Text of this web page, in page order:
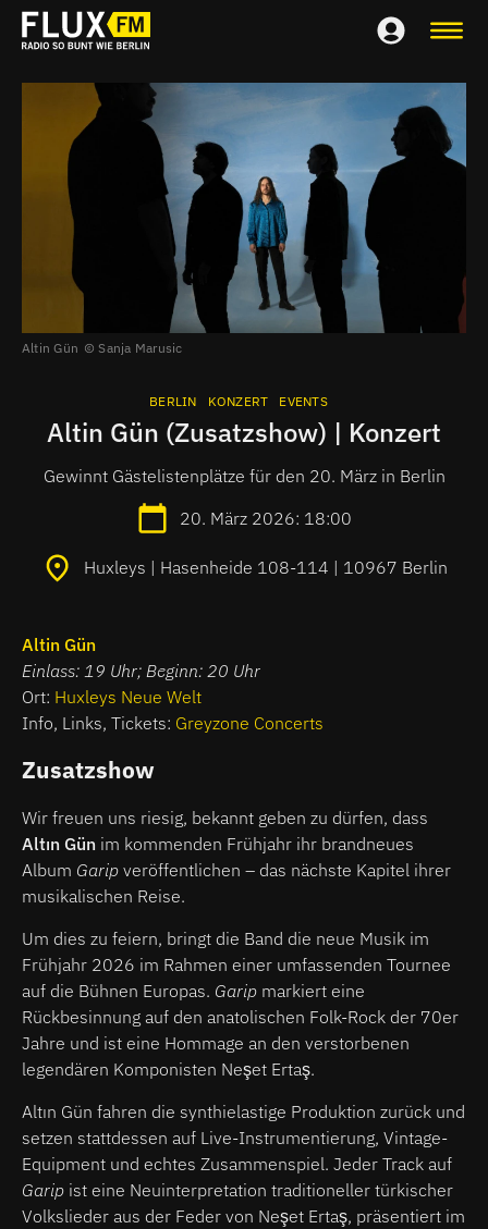
Altin Gün Sanja Marusic
BERLIN KONZERT EVENTS
Altin Gün (Zusatzshow) | Konzert
Gewinnt Gästelistenplätze für den 20. März in Berlin
20. März 2026: 18:00
Huxleys | Hasenheide 108-114 | 10967 Berlin
Altin Gün
Einlass: 19 Uhr; Beginn: 20 Uhr
Ort: Huxleys Neue Welt
Info, Links, Tickets: Greyzone Concerts
Zusatzshow
Wir freuen uns riesig, bekannt geben zu dürfen, dass
Altın Gün im kommenden Frühjahr ihr brandneues
Album Garip veröffentlichen – das nächste Kapitel ihrer
musikalischen Reise.
Um dies zu feiern, bringt die Band die neue Musik im
Frühjahr 2026 im Rahmen einer umfassenden Tournee
auf die Bühnen Europas. Garip markiert eine
Rückbesinnung auf den anatolischen Folk-Rock der 70er
Jahre und ist eine Hommage an den verstorbenen
legendären Komponisten Neşet Ertaş.
Altın Gün fahren die synthielastige Produktion zurück und
setzen stattdessen auf Live-Instrumentierung, Vintage-
Equipment und echtes Zusammenspiel. Jeder Track auf
Garip ist eine Neuinterpretation traditioneller türkischer
Volkslieder aus der Feder von Neşet Ertaş, präsentiert im